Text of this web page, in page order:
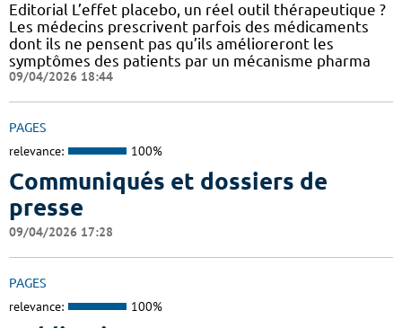
Editorial L’effet placebo, un réel outil thérapeutique ?
Les médecins prescrivent parfois des médicaments
dont ils ne pensent pas qu’ils amélioreront les
symptômes des patients par un mécanisme pharma
09/04/2026 18:44
PAGES
relevance: 100%
Communiqués et dossiers de
presse
09/04/2026 17:28
PAGES
relevance: 100%